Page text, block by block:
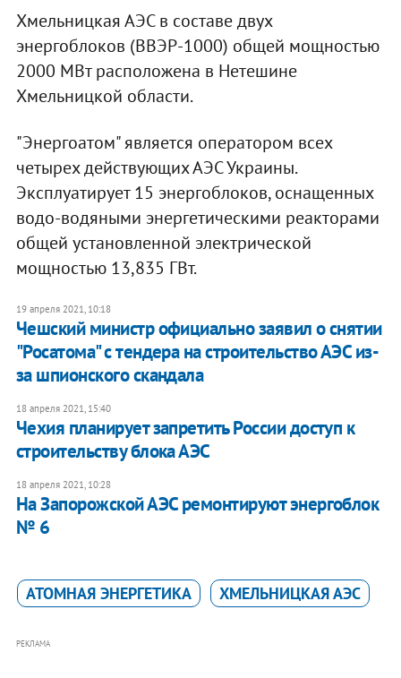
Хмельницкая АЭС в составе двух
энергоблоков (ВВЭР-1000) общей мощностью
2000 МВт расположена в Нетешине
Хмельницкой области.
"Энергоатом" является оператором всех
четырех действующих АЭС Украины.
Эксплуатирует 15 энергоблоков, оснащенных
водо-водяными энергетическими реакторами
общей установленной электрической
мощностью 13,835 ГВт.
19 апреля 2021, 10:18
Чешский министр официально заявил о снятии
"Росатома" с тендера на строительство АЭС из-
за шпионского скандала
18 апреля 2021, 15:40
Чехия планирует запретить России доступ к
строительству блока АЭС
18 апреля 2021, 10:28
На Запорожской АЭС ремонтируют энергоблок
№ 6
АТОМНАЯ ЭНЕРГЕТИКА ХМЕЛЬНИЦКАЯ АЭС
РЕКЛАМА